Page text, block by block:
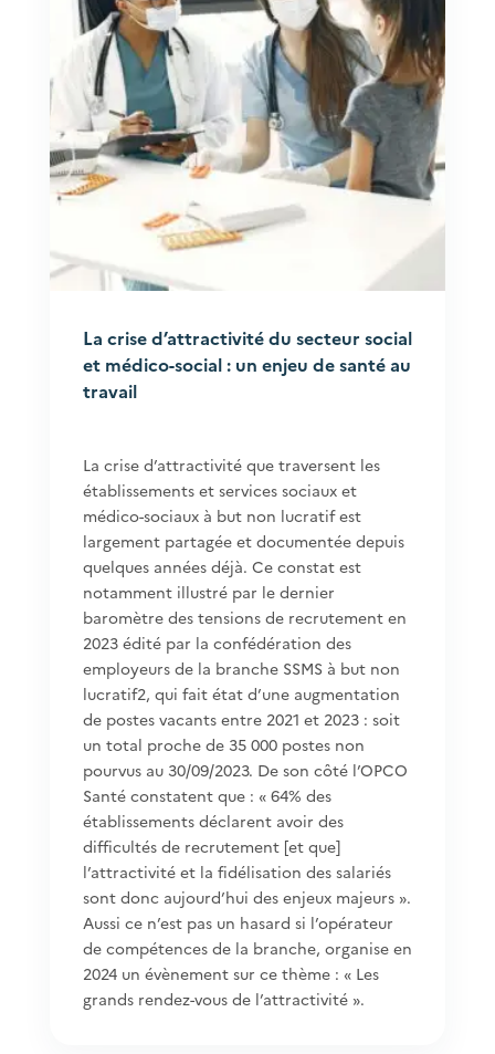
La crise d’attractivité du secteur social
et médico-social : un enjeu de santé au
travail
La crise d’attractivité que traversent les
établissements et services sociaux et
médico-sociaux à but non lucratif est
largement partagée et documentée depuis
quelques années déjà. Ce constat est
notamment illustré par le dernier
baromètre des tensions de recrutement en
2023 édité par la confédération des
employeurs de la branche SSMS à but non
lucratif2, qui fait état d’une augmentation
de postes vacants entre 2021 et 2023 : soit
un total proche de 35 000 postes non
pourvus au 30/09/2023. De son côté l’OPCO
Santé constatent que : « 64% des
établissements déclarent avoir des
difficultés de recrutement [et que]
l’attractivité et la fidélisation des salariés
sont donc aujourd’hui des enjeux majeurs ».
Aussi ce n’est pas un hasard si l’opérateur
de compétences de la branche, organise en
2024 un évènement sur ce thème : « Les
grands rendez-vous de l’attractivité ».